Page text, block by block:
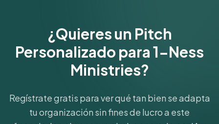
¿Quieres un Pitch
Personalizado para 1-Ness
Ministries?
Regístrate gratis para ver qué tan bien se adapta
tu organización sin fines de lucro a este